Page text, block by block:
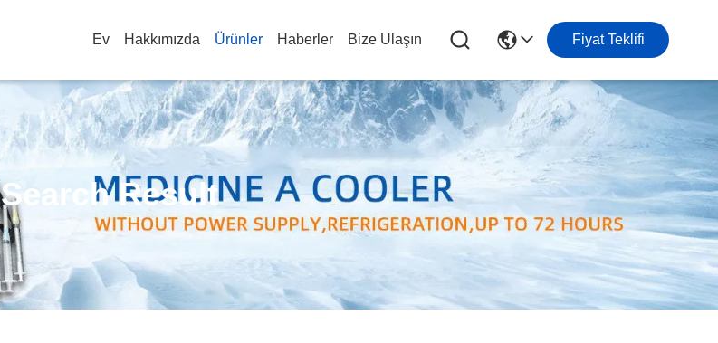
Ev Hakkımızda Ürünler Haberler Bize Ulaşın Fiyat Teklifi
Search Result